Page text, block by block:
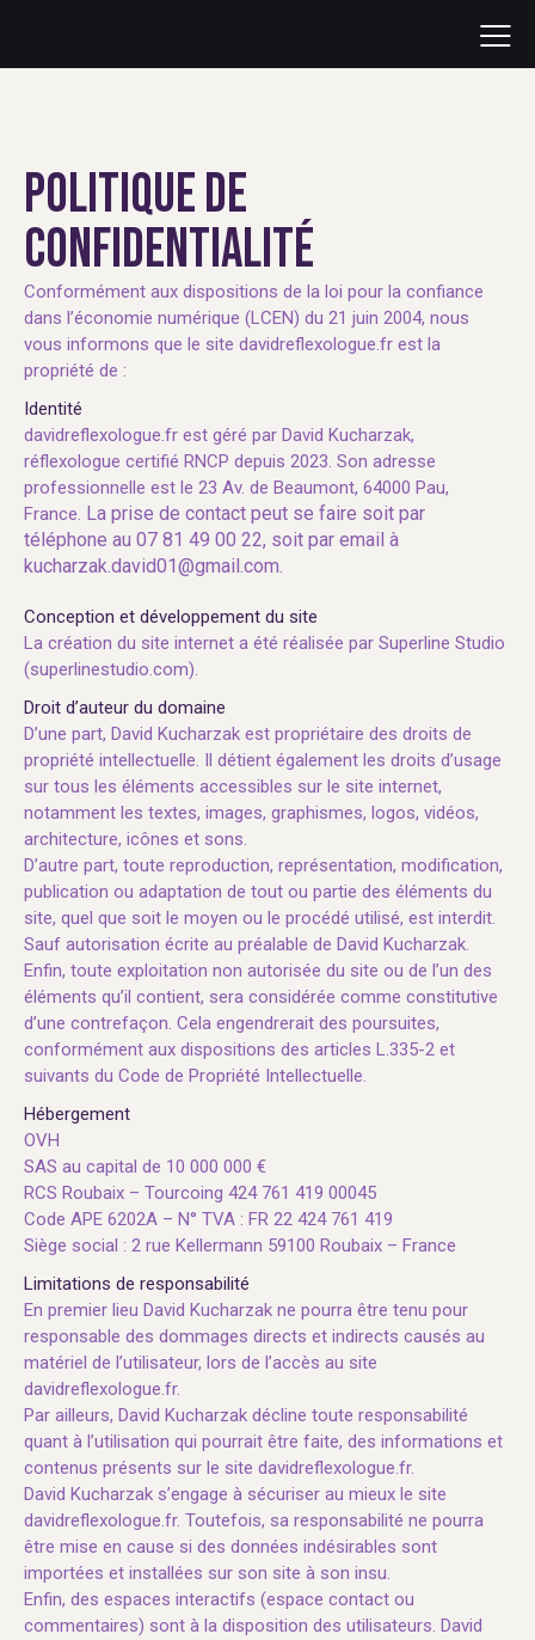
POLITIQUE DE
CONFIDENTIALITÉ
Conformément aux dispositions de la loi pour la confiance
dans l’économie numérique (LCEN) du 21 juin 2004, nous
vous informons que le site davidreflexologue.fr est la
propriété de :
Identité
davidreflexologue.fr est géré par David Kucharzak,
réflexologue certifié RNCP depuis 2023. Son adresse
professionnelle est le 23 Av. de Beaumont, 64000 Pau,
France. La prise de contact peut se faire soit par
téléphone au 07 81 49 00 22, soit par email à
kucharzak.david01@gmail.com.
Conception et développement du site
La création du site internet a été réalisée par Superline Studio
(superlinestudio.com).
Droit d’auteur du domaine
D’une part, David Kucharzak est propriétaire des droits de
propriété intellectuelle. Il détient également les droits d’usage
sur tous les éléments accessibles sur le site internet,
notamment les textes, images, graphismes, logos, vidéos,
architecture, icônes et sons.
D’autre part, toute reproduction, représentation, modification,
publication ou adaptation de tout ou partie des éléments du
site, quel que soit le moyen ou le procédé utilisé, est interdit.
Sauf autorisation écrite au préalable de David Kucharzak.
Enfin, toute exploitation non autorisée du site ou de l’un des
éléments qu’il contient, sera considérée comme constitutive
d’une contrefaçon. Cela engendrerait des poursuites,
conformément aux dispositions des articles L.335-2 et
suivants du Code de Propriété Intellectuelle.
Hébergement
OVH
SAS au capital de 10 000 000 €
RCS Roubaix – Tourcoing 424 761 419 00045
Code APE 6202A – N° TVA : FR 22 424 761 419
Siège social : 2 rue Kellermann 59100 Roubaix – France
Limitations de responsabilité
En premier lieu David Kucharzak ne pourra être tenu pour
responsable des dommages directs et indirects causés au
matériel de l’utilisateur, lors de l’accès au site
davidreflexologue.fr.
Par ailleurs, David Kucharzak décline toute responsabilité
quant à l’utilisation qui pourrait être faite, des informations et
contenus présents sur le site davidreflexologue.fr.
David Kucharzak s’engage à sécuriser au mieux le site
davidreflexologue.fr. Toutefois, sa responsabilité ne pourra
être mise en cause si des données indésirables sont
importées et installées sur son site à son insu.
Enfin, des espaces interactifs (espace contact ou
commentaires) sont à la disposition des utilisateurs. David